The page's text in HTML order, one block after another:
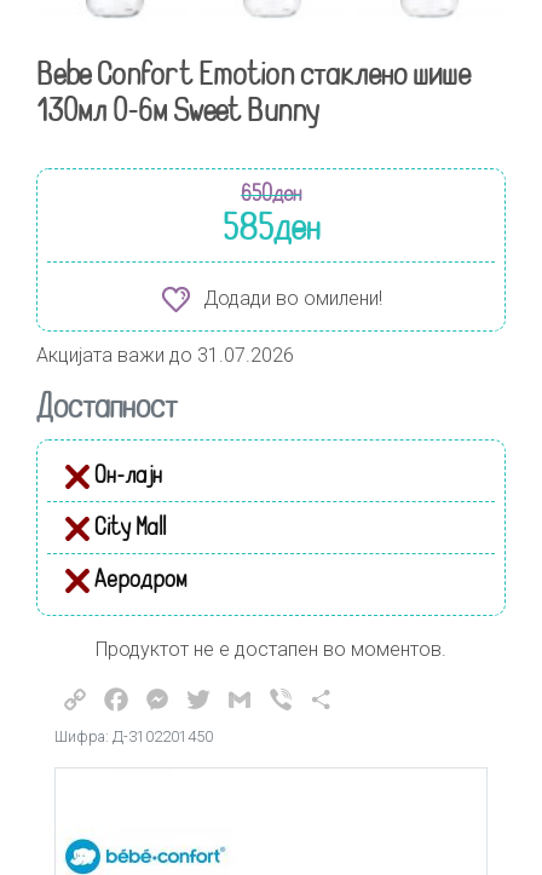
Bebe Confort Emotion стаклено шише
130мл 0-6м Sweet Bunny
650ден
585ден
Додади во омилени!
Акцијата важи до 31.07.2026
Достапност
Он-лајн
City Mall
Аеродром
Продуктот не е достапен во моментов.
Copy
Link
FacebookMessenger
TwitterGmail Viber
Шифра: Д-3102201450